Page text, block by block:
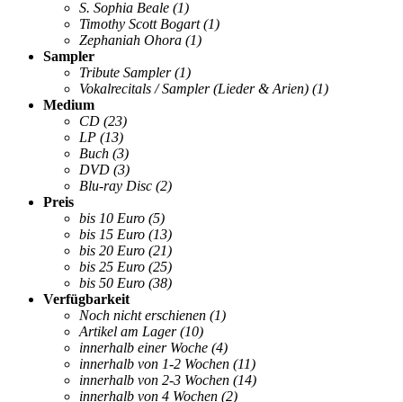
S. Sophia Beale (1)
Timothy Scott Bogart (1)
Zephaniah Ohora (1)
Sampler
Tribute Sampler (1)
Vokalrecitals / Sampler (Lieder & Arien) (1)
Medium
CD (23)
LP (13)
Buch (3)
DVD (3)
Blu-ray Disc (2)
Preis
bis 10 Euro (5)
bis 15 Euro (13)
bis 20 Euro (21)
bis 25 Euro (25)
bis 50 Euro (38)
Verfügbarkeit
Noch nicht erschienen (1)
Artikel am Lager (10)
innerhalb einer Woche (4)
innerhalb von 1-2 Wochen (11)
innerhalb von 2-3 Wochen (14)
innerhalb von 4 Wochen (2)